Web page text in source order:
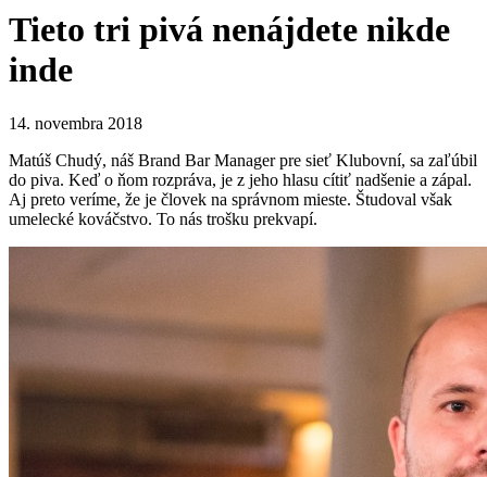
Tieto tri pivá nenájdete nikde
inde
14. novembra 2018
Matúš Chudý, náš Brand Bar Manager pre sieť Klubovní, sa zaľúbil
do piva. Keď o ňom rozpráva, je z jeho hlasu cítiť nadšenie a zápal.
Aj preto veríme, že je človek na správnom mieste. Študoval však
umelecké kováčstvo. To nás trošku prekvapí.